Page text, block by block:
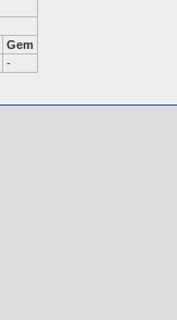
Gem
-